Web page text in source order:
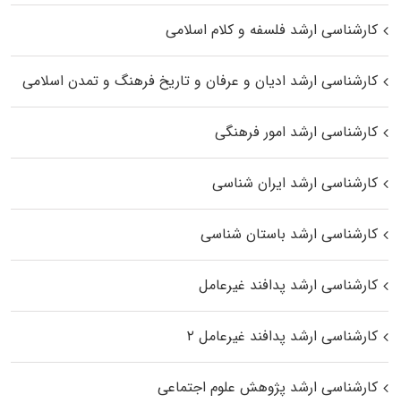
کارشناسی ارشد فلسفه و کلام اسلامی
کارشناسی ارشد ادیان و عرفان و تاریخ فرهنگ و تمدن اسلامی
کارشناسی ارشد امور فرهنگی
کارشناسی ارشد ایران شناسی
کارشناسی ارشد باستان شناسی
کارشناسی ارشد پدافند غیرعامل
کارشناسی ارشد پدافند غیرعامل ۲
کارشناسی ارشد پژوهش علوم اجتماعی